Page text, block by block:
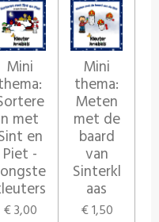
Mini
n met
en
Piet -
€ 3,00
Mini
thema:
Meten
met de
baard
van
Sinterkl
aas
€ 1,50